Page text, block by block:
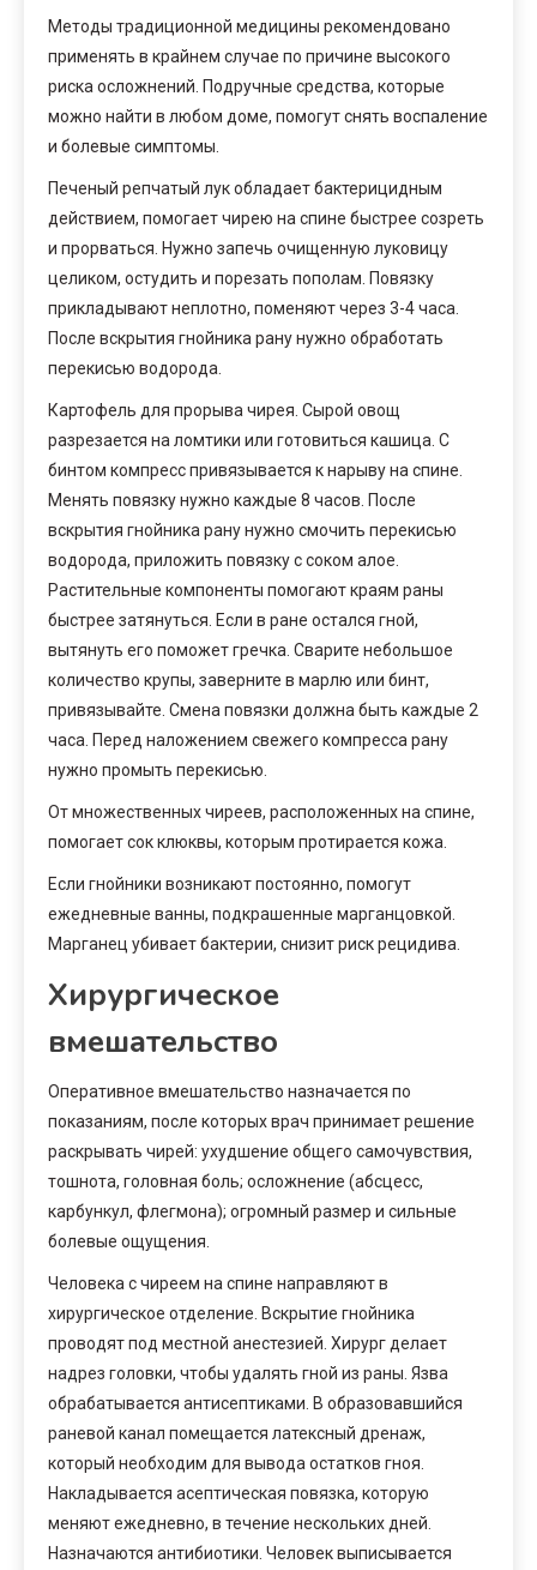
Методы традиционной медицины рекомендовано
применять в крайнем случае по причине высокого
риска осложнений. Подручные средства, которые
можно найти в любом доме, помогут снять воспаление
и болевые симптомы.
Печеный репчатый лук обладает бактерицидным
действием, помогает чирею на спине быстрее созреть
и прорваться. Нужно запечь очищенную луковицу
целиком, остудить и порезать пополам. Повязку
прикладывают неплотно, поменяют через 3-4 часа.
После вскрытия гнойника рану нужно обработать
перекисью водорода.
Картофель для прорыва чирея. Сырой овощ
разрезается на ломтики или готовиться кашица. С
бинтом компресс привязывается к нарыву на спине.
Менять повязку нужно каждые 8 часов. После
вскрытия гнойника рану нужно смочить перекисью
водорода, приложить повязку с соком алое.
Растительные компоненты помогают краям раны
быстрее затянуться. Если в ране остался гной,
вытянуть его поможет гречка. Сварите небольшое
количество крупы, заверните в марлю или бинт,
привязывайте. Смена повязки должна быть каждые 2
часа. Перед наложением свежего компресса рану
нужно промыть перекисью.
От множественных чиреев, расположенных на спине,
помогает сок клюквы, которым протирается кожа.
Если гнойники возникают постоянно, помогут
ежедневные ванны, подкрашенные марганцовкой.
Марганец убивает бактерии, снизит риск рецидива.
Хирургическое
вмешательство
Оперативное вмешательство назначается по
показаниям, после которых врач принимает решение
раскрывать чирей: ухудшение общего самочувствия,
тошнота, головная боль; осложнение (абсцесс,
карбункул, флегмона); огромный размер и сильные
болевые ощущения.
Человека с чиреем на спине направляют в
хирургическое отделение. Вскрытие гнойника
проводят под местной анестезией. Хирург делает
надрез головки, чтобы удалять гной из раны. Язва
обрабатывается антисептиками. В образовавшийся
раневой канал помещается латексный дренаж,
который необходим для вывода остатков гноя.
Накладывается асептическая повязка, которую
меняют ежедневно, в течение нескольких дней.
Назначаются антибиотики. Человек выписывается